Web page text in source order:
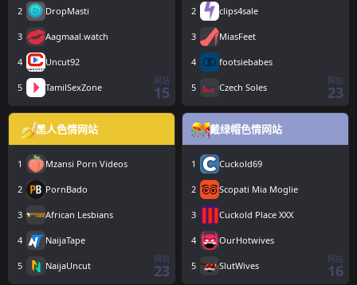
2 DropMasti
3 Aagmaal.watch
4 Uncut92
5 TamilSexZone
网站
15
2 clips4sale
3 MiasFeet
4 footsiebabes
5 Czech Soles
网站
23
黑人色情网站
1 Mzansi Porn Videos
2 PornBado
3 African Lesbians
4 NaijaTape
5 NaijaUncut
网站
23
戴绿帽色情网站
1 Cuckold69
2 Scopati Mia Moglie
3 Cuckold Place XXX
4 OurHotwives
5 SlutWives
网站
16